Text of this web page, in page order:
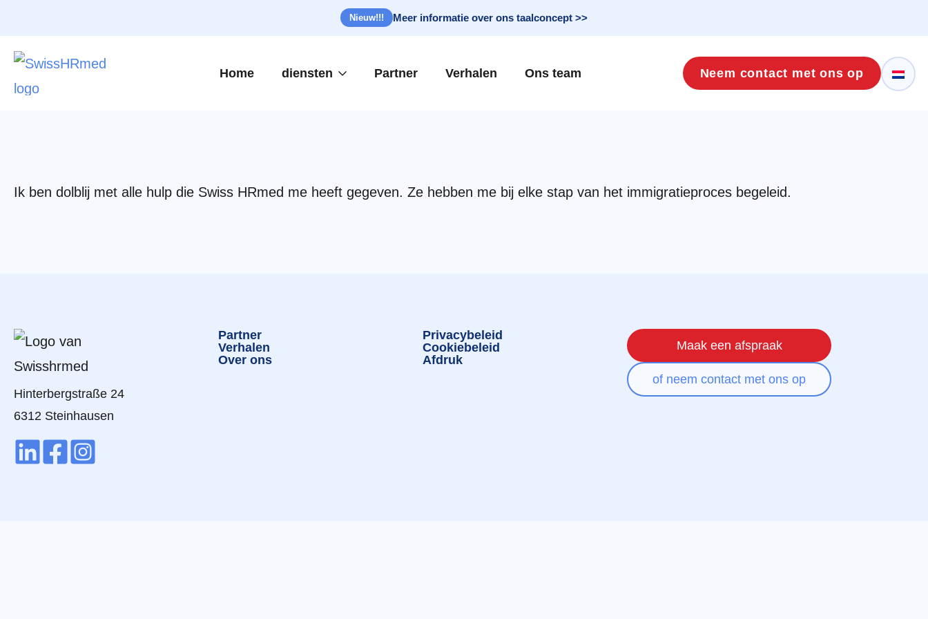
Nieuw!!! Meer informatie over ons taalconcept >>
Home diensten Partner Verhalen Ons team Neem contact met ons op
Ik ben dolblij met alle hulp die Swiss HRmed me heeft gegeven. Ze hebben me bij elke stap van het immigratieproces begeleid.
Hinterbergstraße 24
6312 Steinhausen
Partner
Verhalen
Over ons
Privacybeleid
Cookiebeleid
Afdruk
Maak een afspraak
of neem contact met ons op